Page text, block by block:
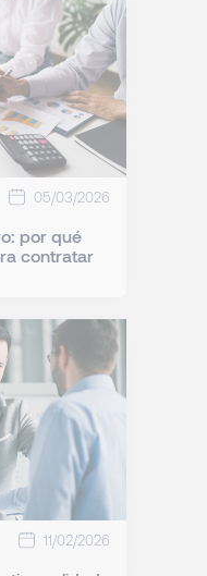
05/03/2026
por qué
contratar
11/02/2026